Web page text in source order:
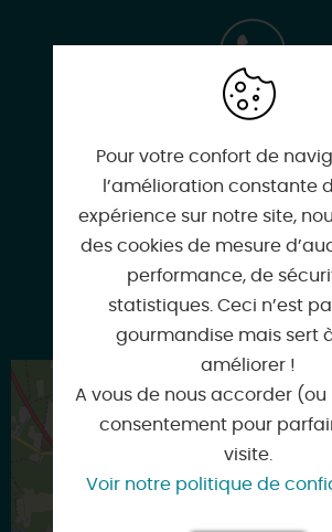
06 16 65 84 89
LA FERTE-SAINT-AUBIN
Pour votre confort de
l’amélioration constante
expérience sur notre site,
des cookies de mesure
performance, de
statistiques. Ceci n’est
gourmandise mais sert
améliorer !
A vous de nous accorder
consentement pour
visite.
Voir notre politique de